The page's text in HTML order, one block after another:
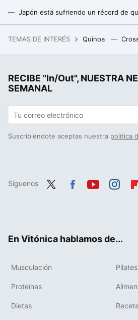
TEMAS DE INTERÉS Quinoa
RECIBE "In/Out", NUESTRA
SEMANAL
Suscribiéndote aceptas nuestra política
Síguenos
En Vitónica hablamos de...
Musculación Pilates
Proteínas
Dietas